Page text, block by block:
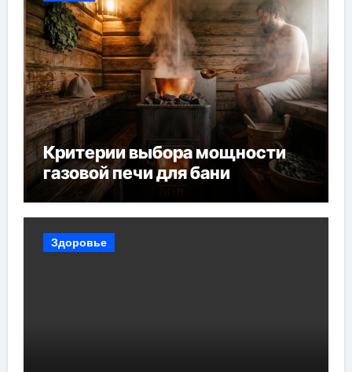
Критерии выбора мощности
газовой печи для бани
Здоровье